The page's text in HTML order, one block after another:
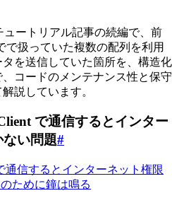
ュートリアル記事の続編で、前
で扱っていた複数の配列を利用
を送信していた箇所を、構造化
コードのメンテナンス性と保守
説しています。
で通信するとインター
い問題#
通信するとインターネット権限
ために鐘は鳴る